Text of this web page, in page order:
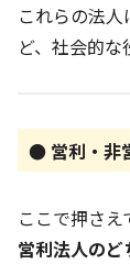
これらの法
ど、社会的な
● 営利・非
ここで押さえ
営利法人の